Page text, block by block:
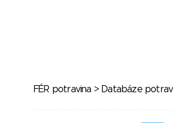
FÉR potravina > Databáze